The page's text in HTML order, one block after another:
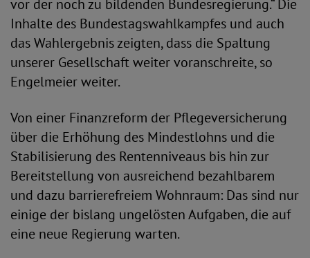
vor der noch zu bildenden Bundesregierung.“ Die
Inhalte des Bundestagswahlkampfes und auch
das Wahlergebnis zeigten, dass die Spaltung
unserer Gesellschaft weiter voranschreite, so
Engelmeier weiter.
Von einer Finanzreform der Pflegeversicherung
über die Erhöhung des Mindestlohns und die
Stabilisierung des Rentenniveaus bis hin zur
Bereitstellung von ausreichend bezahlbarem
und dazu barrierefreiem Wohnraum: Das sind nur
einige der bislang ungelösten Aufgaben, die auf
eine neue Regierung warten.